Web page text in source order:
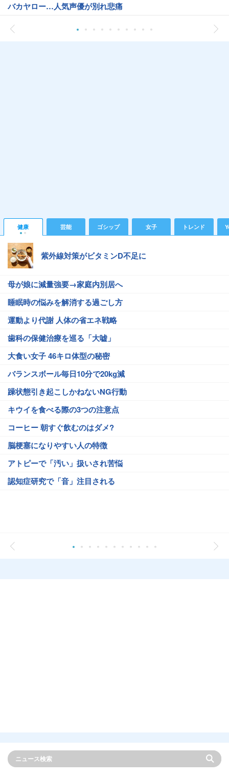
バカヤロー…人気声優が別れ悲痛
健康 芸能 ゴシップ 女子 トレンド
紫外線対策がビタミンD不足に
母が娘に減量強要→家庭内別居へ
睡眠時の悩みを解消する過ごし方
運動より代謝 人体の省エネ戦略
歯科の保健治療を巡る「大嘘」
大食い女子 46キロ体型の秘密
バランスボール毎日10分で20kg減
躁状態引き起こしかねないNG行動
キウイを食べる際の3つの注意点
コーヒー 朝すぐ飲むのはダメ?
脳梗塞になりやすい人の特徴
アトピーで「汚い」扱いされ苦悩
認知症研究で「音」注目される